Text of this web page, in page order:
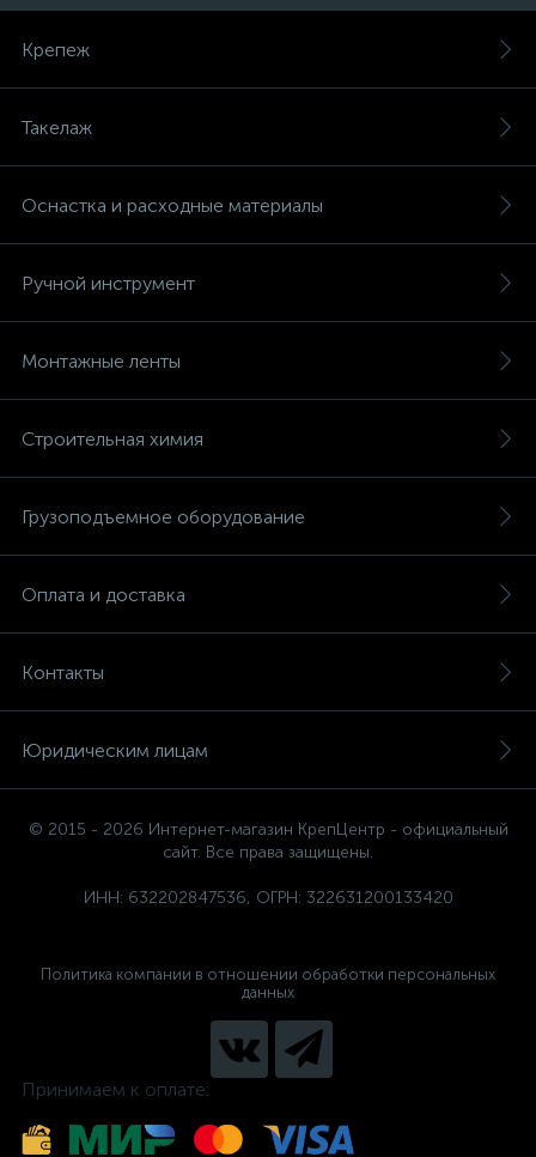
Крепеж
Такелаж
Оснастка и расходные материалы
Ручной инструмент
Монтажные ленты
Строительная химия
Грузоподъемное оборудование
Оплата и доставка
Контакты
Юридическим лицам
© 2015 - 2026 Интернет-магазин КрепЦентр - официальный
сайт. Все права защищены.
ИНН: 632202847536, ОГРН: 322631200133420
Политика компании в отношении обработки персональных
данных
Принимаем к оплате: